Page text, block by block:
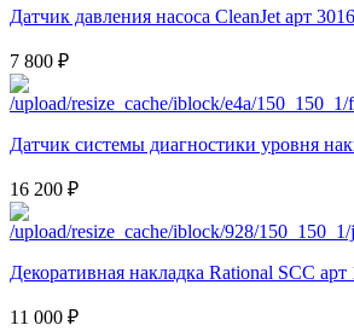
Датчик давления насоса CleanJet арт
7 800 ₽
Датчик системы диагностики уровня
16 200 ₽
Декоративная накладка Rational SCC арт
11 000 ₽